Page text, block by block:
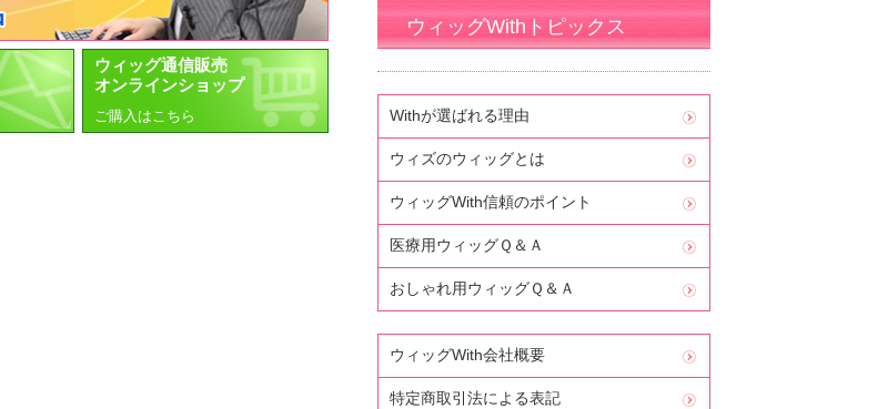
ウィッグ通信販売
オンラインショップ
ご購入はこちら
ウィッグWithトピックス
Withが選ばれる理由
ウィズのウィッグとは
ウィッグWith信頼のポイント
医療用ウィッグＱ＆Ａ
おしゃれ用ウィッグＱ＆Ａ
ウィッグWith会社概要
特定商取引法による表記